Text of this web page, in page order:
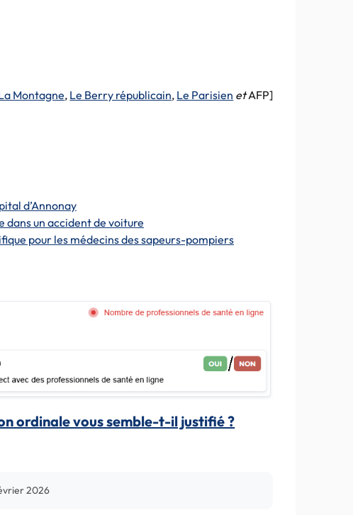
Montagne, Le Berry républicain, Le Parisien etAFP]
d’Annonay
dans un accident de voiture
pour les médecins des sapeurs-pompiers
ordinale vous semble-t-il justifié ?
2026